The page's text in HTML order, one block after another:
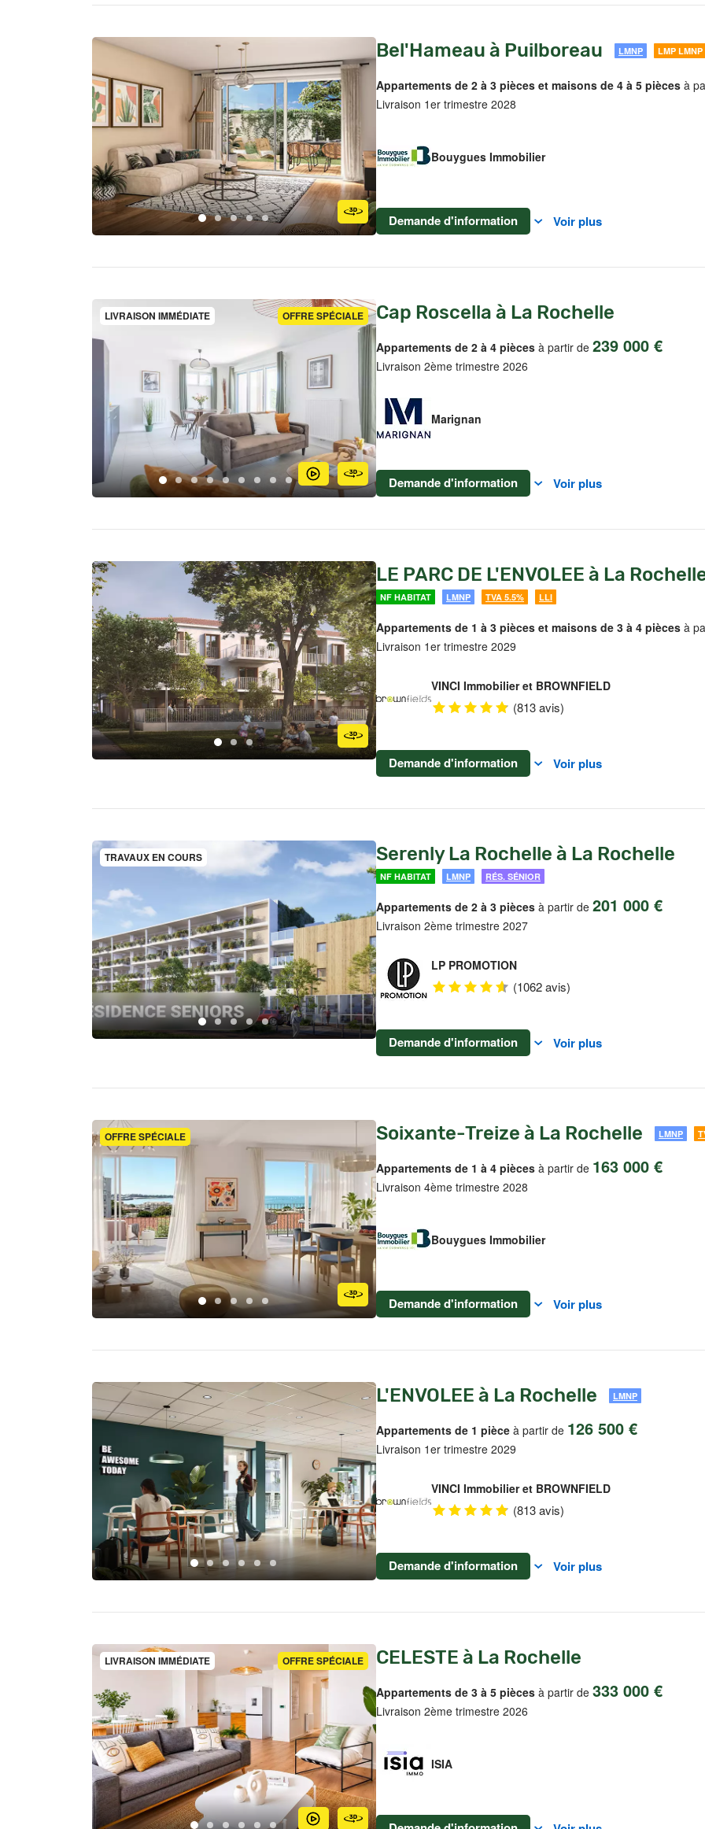
Bel'Hameau à Puilboreau LMNP LMP LMNP
Appartements de 2 à 3 pièces et maisons de 4 à 5 pièces à
Livraison 1er trimestre 2028
Bouygues Immobilier
Demande d'information Voir plus
OFFRE SPÉCIALE
LIVRAISON IMMÉDIATE Cap Roscella à La Rochelle
Appartements de 2 à 4 pièces à partir de 239 000 €
Livraison 2ème trimestre 2026
Marignan
Demande d'information Voir plus
LE PARC DE L'ENVOLEE à La
NF HABITAT LMNP TVA 5.5% LLI
Appartements de 1 à 3 pièces et maisons de 3 à 4 pièces à
Livraison 1er trimestre 2029
VINCI Immobilier et BROWNFIELD
(813 avis)
Demande d'information Voir plus
TRAVAUX EN COURS Serenly La Rochelle à La Rochelle
NF HABITAT LMNP RÉS. SÉNIOR
Appartements de 2 à 3 pièces à partir de 201 000 €
Livraison 2ème trimestre 2027
LP PROMOTION
(1062 avis)
Demande d'information Voir plus
OFFRE SPÉCIALE Soixante-Treize à La Rochelle LMNP
Appartements de 1 à 4 pièces à partir de 163 000 €
Livraison 4ème trimestre 2028
Bouygues Immobilier
Demande d'information Voir plus
L'ENVOLEE à La Rochelle LMNP
Appartements de 1 pièce à partir de 126 500 €
Livraison 1er trimestre 2029
VINCI Immobilier et BROWNFIELD
(813 avis)
Demande d'information Voir plus
OFFRE SPÉCIALE
LIVRAISON IMMÉDIATE CELESTE à La Rochelle
Appartements de 3 à 5 pièces à partir de 333 000 €
Livraison 2ème trimestre 2026
ISIA